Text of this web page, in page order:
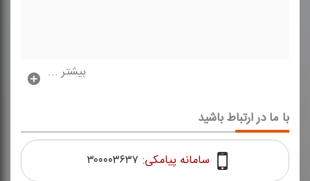
بیشتر ...
با ما در ارتباط باشید
سامانه پیامکی: ۳۰۰۰۰۳۶۳۷